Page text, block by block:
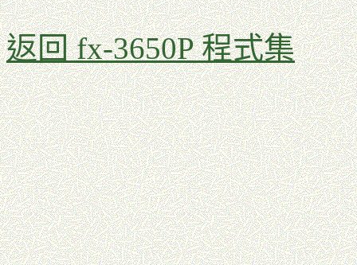
返回 fx-3650P 程式集